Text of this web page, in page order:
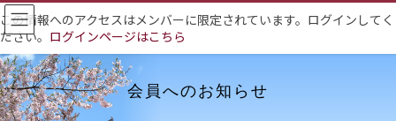
コ
ン
テ
ン
ツ
へ
ナ
ビ
ゲ
ー
シ
ョ
この情報へのアクセスはメンバーに限定されています。ログインしてく
ださい。 ログインページはこちら
会員へのお知らせ